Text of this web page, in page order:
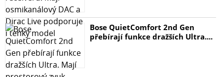
Bose QuietComfort 2nd Gen
přebírají funkce dražších Ultra....